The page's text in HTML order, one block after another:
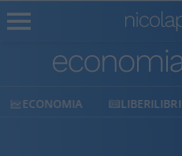
ECONOMIA LIBERILIBRI